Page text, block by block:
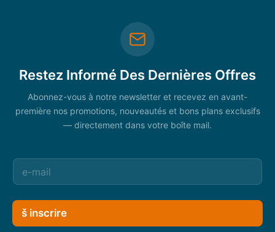
Restez Informé Des Dernières Offres
Abonnez-vous à notre newsletter et recevez en avant-
première nos promotions, nouveautés et bons plans exclusifs
— directement dans votre boîte mail.
š inscrire